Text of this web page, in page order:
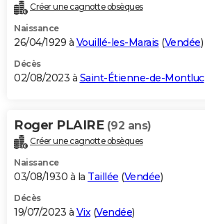
Créer une cagnotte obsèques
Naissance
26/04/1929 à Vouillé-les-Marais (Vendée)
Décès
02/08/2023 à Saint-Étienne-de-Montluc
Roger PLAIRE (92 ans)
Créer une cagnotte obsèques
Naissance
03/08/1930 à la Taillée (Vendée)
Décès
19/07/2023 à Vix(Vendée)